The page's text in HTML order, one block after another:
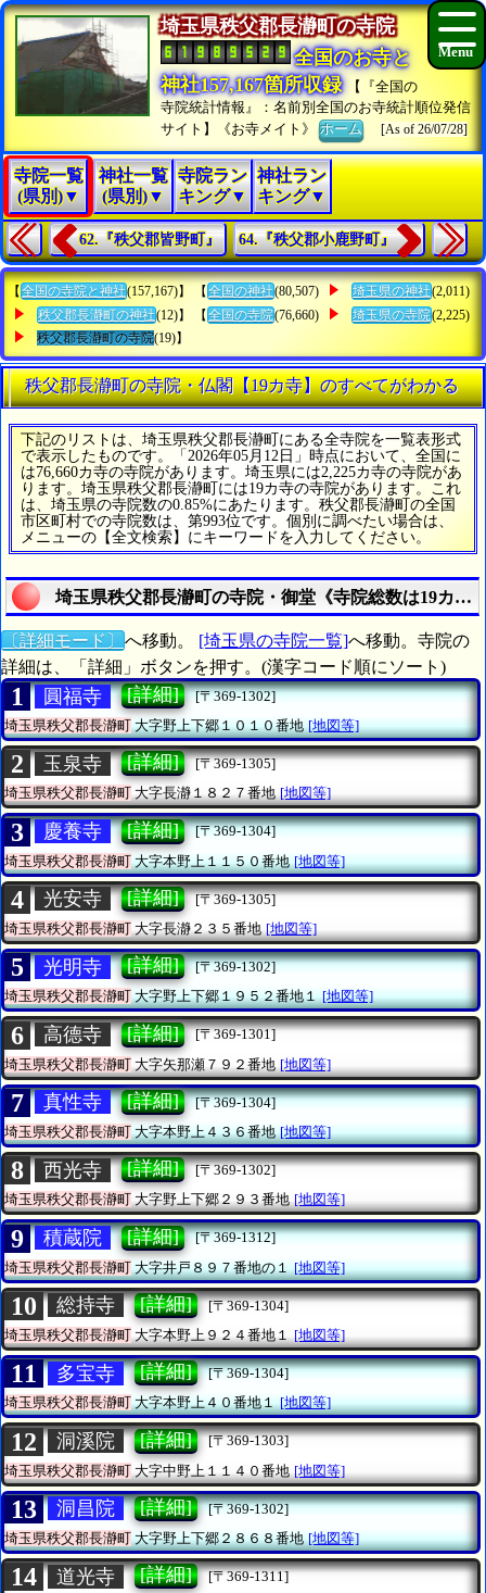
埼玉県秩父郡長瀞町の寺院
全国のお寺と
神社157,167箇所収録
【『全国の
寺院統計情報』：名前別全国のお寺統計順位発信
サイト】《お寺メイト》ホーム [As of 26/07/28]
寺院一覧
(県別)▼
神社一覧
(県別)▼
寺院ラン
キング▼
神社ラン
キング▼
62.『秩父郡皆野町』 64.『秩父郡小鹿野町』
【 全国の寺院と神社(157,167)】 【 全国の神社(80,507) 埼玉県の神社(2,011)
秩父郡長瀞町の神社(12)】 【 全国の寺院(76,660) 埼玉県の寺院(2,225)
秩父郡長瀞町の寺院(19)】
秩父郡長瀞町の寺院・仏閣【19カ寺】のすべてがわかる
下記のリストは、埼玉県秩父郡長瀞町にある全寺院を一覧表形式
で表示したものです。「2026年05月12日」時点において、全国に
は76,660カ寺の寺院があります。埼玉県には2,225カ寺の寺院があ
ります。埼玉県秩父郡長瀞町には19カ寺の寺院があります。これ
は、埼玉県の寺院数の0.85%にあたります。秩父郡長瀞町の全国
市区町村での寺院数は、第993位です。個別に調べたい場合は、
メニューの【全文検索】にキーワードを入力してください。
埼玉県秩父郡長瀞町の寺院・御堂《寺院総数は19カ寺
〔詳細モード〕 へ移動。 [埼玉県の寺院一覧]へ移動。寺院の
詳細は、「詳細」ボタンを押す。(漢字コード順にソート)
1 圓福寺 [詳細]
[〒369-1302]
埼玉県秩父郡長瀞町大字野上下郷１０１０番地 [地図等]
2 玉泉寺 [詳細]
[〒369-1305]
埼玉県秩父郡長瀞町大字長瀞１８２７番地 [地図等]
3 慶養寺 [詳細]
[〒369-1304]
埼玉県秩父郡長瀞町大字本野上１１５０番地 [地図等]
4 光安寺 [詳細]
[〒369-1305]
埼玉県秩父郡長瀞町 大字長瀞２３５番地 [地図等]
5 光明寺 [詳細]
[〒369-1302]
埼玉県秩父郡長瀞町大字野上下郷１９５２番地１ [地図等]
6 高德寺 [詳細]
[〒369-1301]
埼玉県秩父郡長瀞町 大字矢那瀬７９２番地 [地図等]
7 真性寺 [詳細]
[〒369-1304]
埼玉県秩父郡長瀞町大字本野上４３６番地 [地図等]
8 西光寺 [詳細]
[〒369-1302]
埼玉県秩父郡長瀞町大字野上下郷２９３番地 [地図等]
9 積蔵院 [詳細]
[〒369-1312]
埼玉県秩父郡長瀞町大字井戸８９７番地の１ [地図等]
10 総持寺 [詳細]
[〒369-1304]
埼玉県秩父郡長瀞町 大字本野上９２４番地１ [地図等]
11 多宝寺 [詳細]
[〒369-1304]
埼玉県秩父郡長瀞町大字本野上４０番地１ [地図等]
12 洞溪院 [詳細]
[〒369-1303]
埼玉県秩父郡長瀞町 大字中野上１１４０番地 [地図等]
13 洞昌院 [詳細]
[〒369-1302]
埼玉県秩父郡長瀞町大字野上下郷２８６８番地 [地図等]
14 道光寺 [詳細]
[〒369-1311]